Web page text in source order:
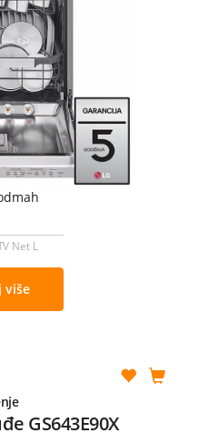
Net L
više
GS643E90X